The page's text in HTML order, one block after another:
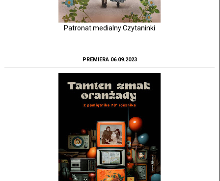
Patronat medialny Czytaninki
PREMIERA 06.09.2023